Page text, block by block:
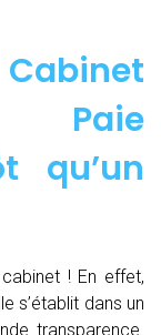
Paie
qu’un
! En effet,
s’établit dans un
transparence.